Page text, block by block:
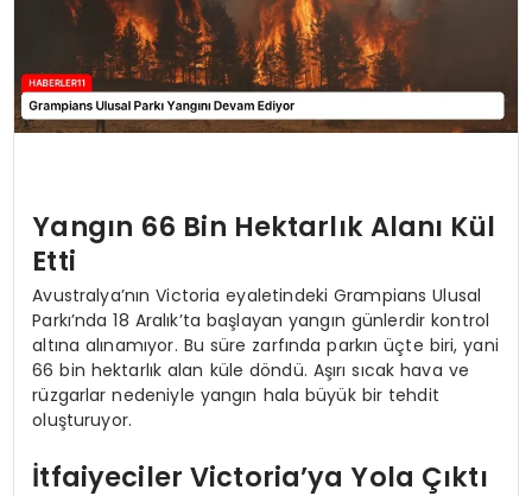
Yangın 66 Bin Hektarlık Alanı Kül
Etti
Avustralya’nın Victoria eyaletindeki Grampians Ulusal
Parkı’nda 18 Aralık’ta başlayan yangın günlerdir kontrol
altına alınamıyor. Bu süre zarfında parkın üçte biri, yani
66 bin hektarlık alan küle döndü. Aşırı sıcak hava ve
rüzgarlar nedeniyle yangın hala büyük bir tehdit
oluşturuyor.
İtfaiyeciler Victoria’ya Yola Çıktı